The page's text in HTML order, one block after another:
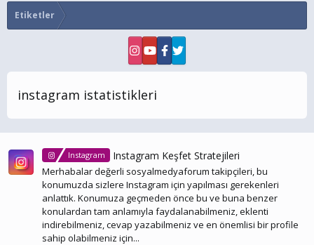
Etiketler
instagram istatistikleri
Instagram Instagram Keşfet Stratejileri
Merhabalar değerli sosyalmedyaforum takipçileri, bu
konumuzda sizlere Instagram için yapılması gerekenleri
anlattık. Konumuza geçmeden önce bu ve buna benzer
konulardan tam anlamıyla faydalanabilmeniz, eklenti
indirebilmeniz, cevap yazabilmeniz ve en önemlisi bir profile
sahip olabilmeniz için...